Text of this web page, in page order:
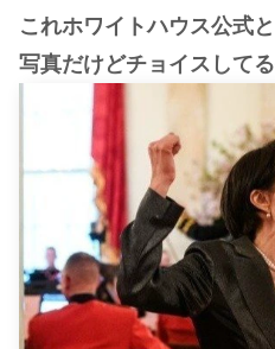
これホワイトハウス公式
写真だけどチョイスして